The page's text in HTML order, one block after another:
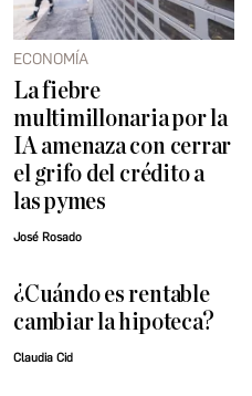
ECONOMÍA
La fiebre
multimillonaria por la
IA amenaza con cerrar
el grifo del crédito a
las pymes
José Rosado
¿Cuándo es rentable
cambiar la hipoteca?
Claudia Cid